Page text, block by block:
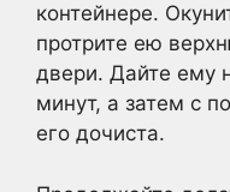
контейнере.
протрите ею
двери. Дайте ему
минут, а затем с
его дочиста.